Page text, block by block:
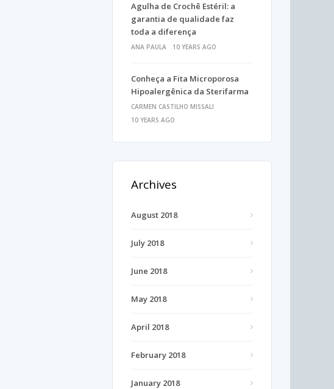
Agulha de Crochê Estéril: a
garantia de qualidade faz
toda a diferença
ANA PAULA 10 YEARS AGO
Conheça a Fita Microporosa
Hipoalergênica da Sterifarma
CARMEN CASTILHO MISSALI
10 YEARS AGO
Archives
August 2018
July 2018
June 2018
May 2018
April 2018
February 2018
January 2018